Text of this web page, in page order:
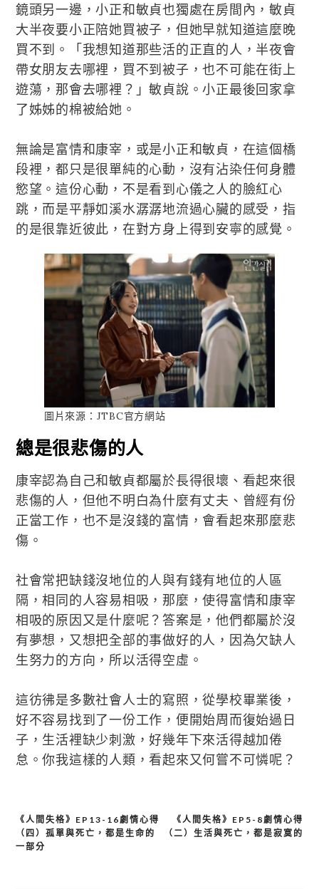
鏡頭另一邊，小正和敏貞也獨處在房間內，敏貞
大半夜要小正陪她買被子，但她早就知道這麼晚
買不到。「我想知道那些活的正直的人，半夜會
帶女朋友去哪裡，買不到被子，也不可能在街上
遊蕩，那會去哪裡？」敏貞說。小正最後回家拿
了姊姊的棉被給她。
無論是富情和康宰，或是小正和敏貞，在這個橋
段裡，都只是很單純的心動，沒有沾染任何身體
慾望。這份心動，不是看到心儀之人的臉紅心
跳，而是平靜如溪水潺潺地流過心臟的感受，指
的是很靠近彼此，在對方身上得到安寧的感覺。
圖片來源：JTBC官方網站
總是很悲傷的人
康宰認為自己和敏貞都屬於長得很壞、看起來很
悲傷的人，但他不明白為什麼有丈夫、曾經有份
正當工作，也不是沒錢的富情，會看起來那麼悲
傷。
社會常把缺錢沒地位的人與有錢有地位的人區
隔，相同的人容易相吸，那麼，使得富情和康宰
相吸的原因又是什麼呢？答案是，他們都屬於沒
有夢想，又想把全部的事做好的人，因為欠缺人
生努力的方向，所以活得空虛。
這彷彿是多數社會人士的寫照，從學校畢業後，
好不容易找到了一份工作，便開始周而復始過日
子，生活裡缺少刺激，好幾年下來活得越加倦
怠。你我這樣的人類，看起來又何嘗不可憐呢？
文
章
《人間失格》EP5-8劇情心得
（二）生活與死亡，都是寂寞的
《人間失格》EP13-16劇情心得
（四）孤單與死亡，都是生命的
一部分